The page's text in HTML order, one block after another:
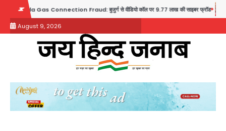
content
Gas Connection Fraud: बुजुर्ग से वीडियो कॉल पर 9.77 लाख की साइबर फ्रॉड Taylor
August 9, 2026